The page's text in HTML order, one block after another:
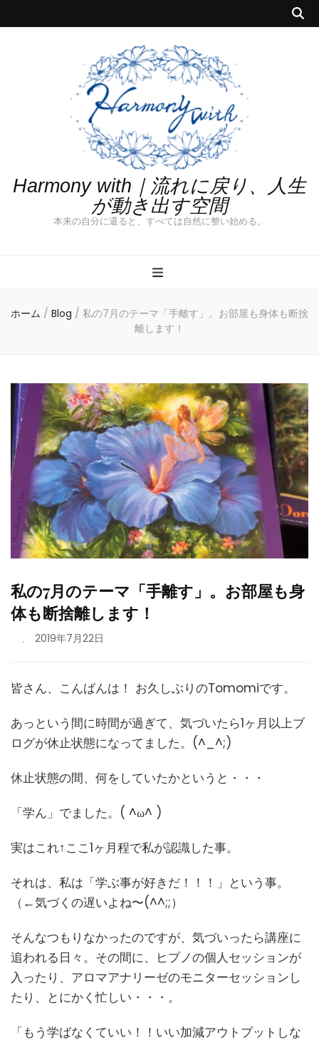
Harmony with｜流れに戻り、人生
が動き出す空間
本来の自分に還ると、すべては自然に整い始める。
ホーム / Blog / 私の7月のテーマ「手離す」。お部屋も身体も断捨
離します！
私の7月のテーマ「手離す」。お部屋も身
体も断捨離します！
、 2019年7月22日
皆さん、こんばんは！ お久しぶりのTomomiです。
あっという間に時間が過ぎて、気づいたら1ヶ月以上ブ
ログが休止状態になってました。(^_^;)
休止状態の間、何をしていたかというと・・・
「学ん」でました。( ^ω^ )
実はこれ↑ここ1ヶ月程で私が認識した事。
それは、私は「学ぶ事が好きだ！！！」という事。
（←気づくの遅いよね〜(^^;;）
そんなつもりなかったのですが、気づいったら講座に
追われる日々。その間に、ヒプノの個人セッションが
入ったり、アロマアナリーゼのモニターセッションし
たり、とにかく忙しい・・・。
「もう学ばなくていい！！いい加減アウトプットしな